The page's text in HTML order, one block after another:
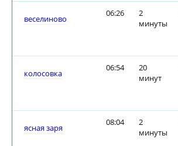
веселиново
06:26
2
минуты
колосовка
06:54
20
минут
ясная заря
08:04
2
минуты